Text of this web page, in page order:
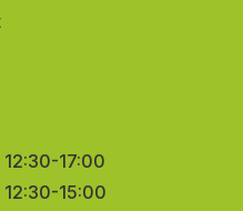
17:00
12:30-15:00